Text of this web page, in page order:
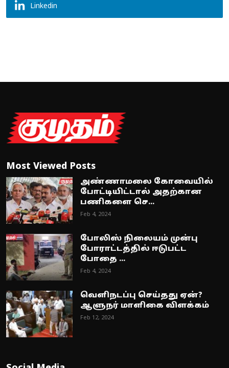
Linkedin
Most Viewed Posts
அண்ணாமலை கோவையில்
போட்டியிட்டால் அதற்கான
பணிகளை செ...
Feb 4, 2024
போலிஸ் நிலையம் முன்பு
போராட்டத்தில் ஈடுபட்ட
போதை ...
Feb 4, 2024
வெளிநடப்பு செய்தது ஏன்?
ஆளுநர் மாளிகை விளக்கம்
Feb 12, 2024